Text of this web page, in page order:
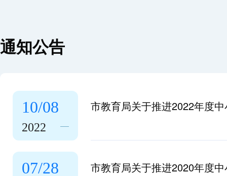
通知公告
10/08
2022
市教育局关于推进2022年度
07/28 市教育局关于推进2020年度